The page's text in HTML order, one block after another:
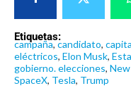
Etiquetas:
campaña,candidato,
eléctricos, Elon Musk,
gobierno. elecciones,
SpaceX, Tesla, Trump